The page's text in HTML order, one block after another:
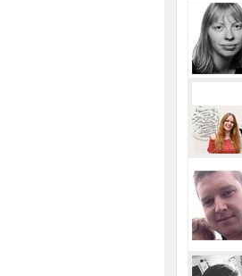
Use precise geolocation data
Identify devices based on